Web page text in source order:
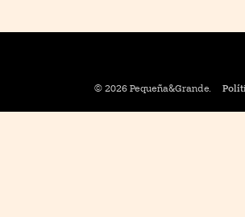
© 2026 Pequeña&Grande.